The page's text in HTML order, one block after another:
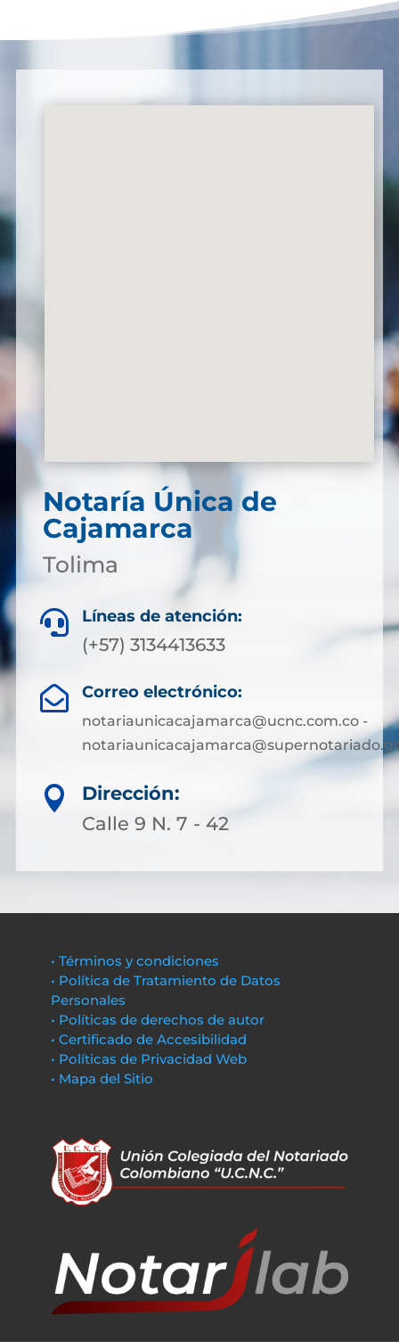
Notaría Única de
Cajamarca
Tolima
 Líneas de atención:
(+57) 3134413633
 Correo electrónico:
notariaunicacajamarca@ucnc.com.co -

Dirección:
Calle 9 N. 7 - 42
• Términos y condiciones
• Política de Tratamiento de Datos
Personales
• Políticas de derechos de autor
• Certificado de Accesibilidad
• Políticas de Privacidad Web
• Mapa del Sitio